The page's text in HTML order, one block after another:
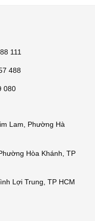
111
488
080
Lam, Phường Hà
Hòa Khánh, TP
Lợi Trung, TP HCM